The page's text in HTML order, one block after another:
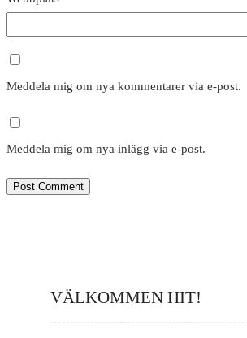
Meddela mig om nya kommentarer via e-post.
Meddela mig om nya inlägg via e-post.
VÄLKOMMEN HIT!